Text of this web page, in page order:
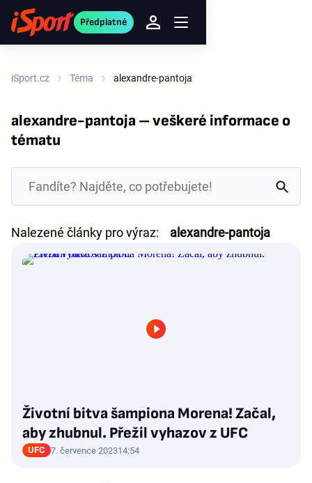
Předplatné
iSport.cz Téma alexandre-pantoja
alexandre-pantoja – veškeré informace o
tématu
Nalezené články pro výraz: alexandre-pantoja
Životní bitva šampiona Morena! Začal,
aby zhubnul. Přežil vyhazov z UFC
UFC 7. července 202314:54